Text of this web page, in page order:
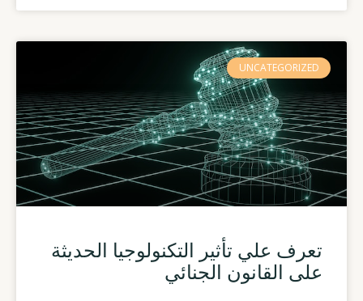
UNCATEGORIZED
تعرف علي تأثير التكنولوجيا الحديثة
على القانون الجنائي